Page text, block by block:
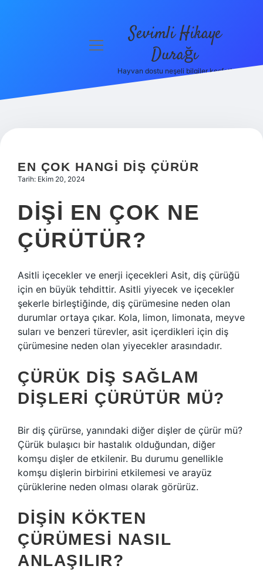
Hakkımızda
menüyü
Sevimli Hikaye
Durağı
Hayvan dostu neşeli bilgiler keşfet!
EN ÇOK HANGI DIŞ ÇÜRÜR
Tarih: Ekim 20, 2024
DIŞI EN ÇOK NE
ÇÜRÜTÜR?
Asitli içecekler ve enerji içecekleri Asit, diş çürüğü
için en büyük tehdittir. Asitli yiyecek ve içecekler
şekerle birleştiğinde, diş çürümesine neden olan
durumlar ortaya çıkar. Kola, limon, limonata, meyve
suları ve benzeri türevler, asit içerdikleri için diş
çürümesine neden olan yiyecekler arasındadır.
ÇÜRÜK DIŞ SAĞLAM
DIŞLERI ÇÜRÜTÜR MÜ?
Bir diş çürürse, yanındaki diğer dişler de çürür mü?
Çürük bulaşıcı bir hastalık olduğundan, diğer
komşu dişler de etkilenir. Bu durumu genellikle
komşu dişlerin birbirini etkilemesi ve arayüz
çürüklerine neden olması olarak görürüz.
DIŞIN KÖKTEN
ÇÜRÜMESI NASIL
ANLAŞILIR?